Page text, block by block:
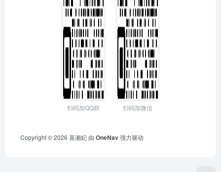
扫码加QQ群 扫码加微信
Copyright © 2026 喜湘妃 由 OneNav强力驱动